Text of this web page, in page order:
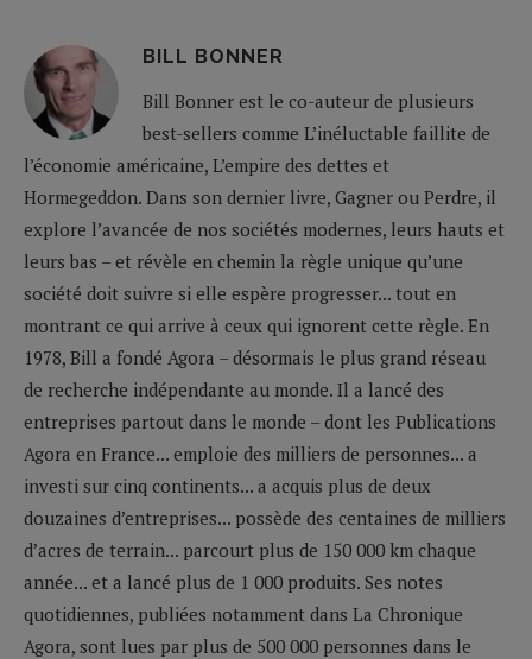
BILL BONNER
Bill Bonner est le co-auteur de plusieurs
best-sellers comme L’inéluctable faillite de
l’économie américaine, L’empire des dettes et
Hormegeddon. Dans son dernier livre, Gagner ou Perdre, il
explore l’avancée de nos sociétés modernes, leurs hauts et
leurs bas – et révèle en chemin la règle unique qu’une
société doit suivre si elle espère progresser... tout en
montrant ce qui arrive à ceux qui ignorent cette règle. En
1978, Bill a fondé Agora – désormais le plus grand réseau
de recherche indépendante au monde. Il a lancé des
entreprises partout dans le monde – dont les Publications
Agora en France... emploie des milliers de personnes... a
investi sur cinq continents... a acquis plus de deux
douzaines d’entreprises... possède des centaines de milliers
d’acres de terrain... parcourt plus de 150 000 km chaque
année... et a lancé plus de 1 000 produits. Ses notes
quotidiennes, publiées notamment dans La Chronique
Agora, sont lues par plus de 500 000 personnes dans le